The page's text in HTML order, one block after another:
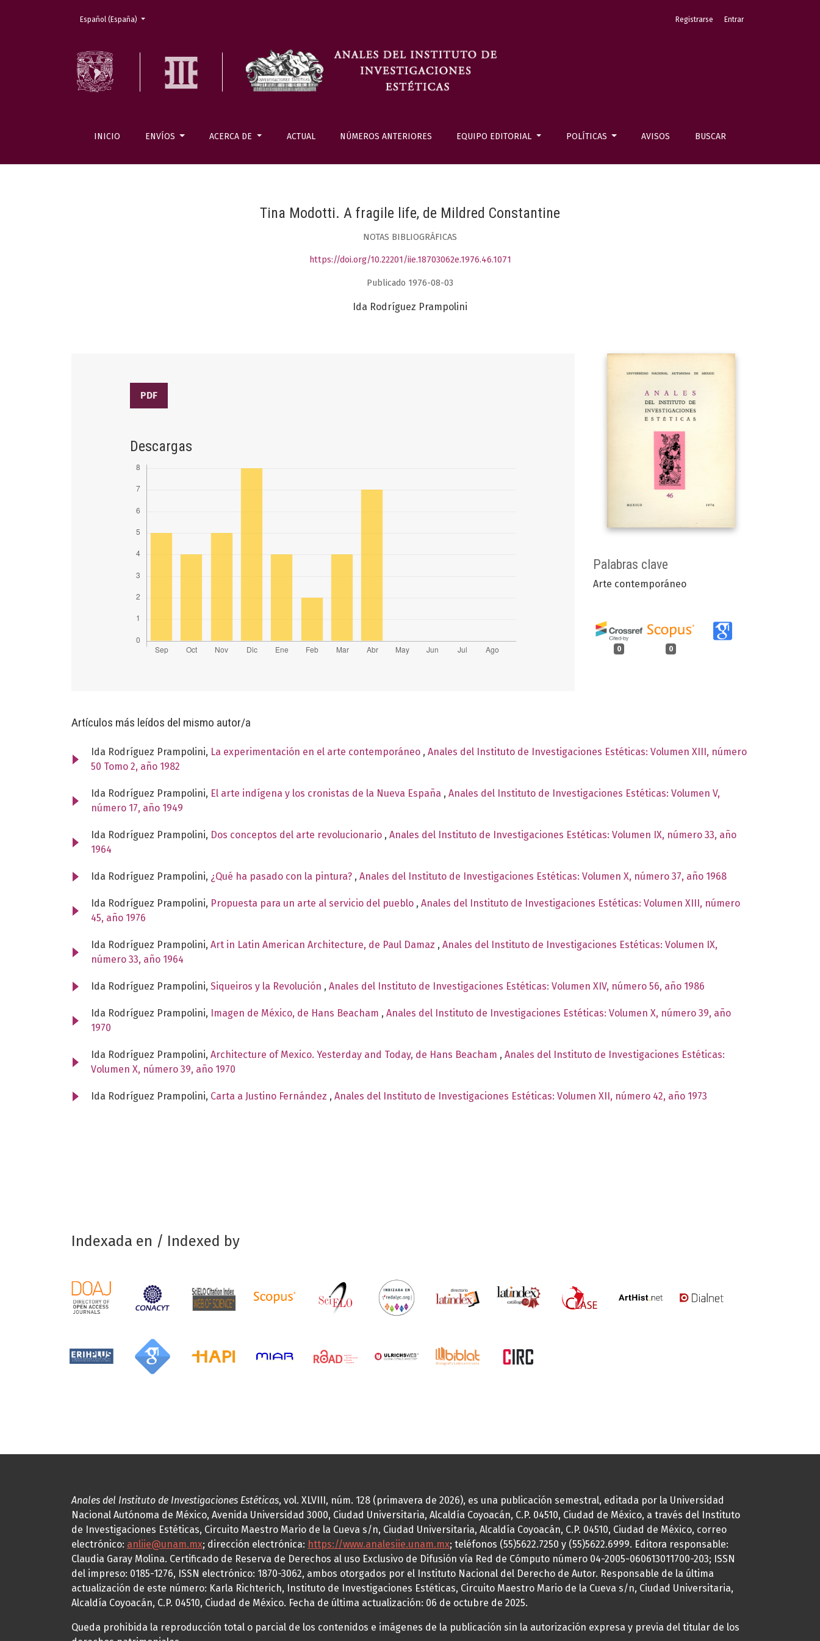
INICIO ENVÍOS ACERCA DE ACTUAL NÚMEROS ANTERIORES EQUIPO EDITORIAL POLÍTICAS AVISOS BUSCAR
Registrarse Entrar
Cambiar el idioma. El actual es:
Español (España)
Tina Modotti. A fragile life, de Mildred Constantine
NOTAS BIBLIOGRÁFICAS
https://doi.org/10.22201/iie.18703062e.1976.46.1071
Publicado 1976-08-03
Ida Rodríguez Prampolini
Palabras clave
Arte contemporáneo
0 0
PDF
Descargas
Artículos más leídos del mismo autor/a
Ida Rodríguez Prampolini, La experimentación en el arte contemporáneo , Anales del Instituto de Investigaciones Estéticas: Volumen XIII, número
50 Tomo 2, año 1982
Ida Rodríguez Prampolini, El arte indígena y los cronistas de la Nueva España , Anales del Instituto de Investigaciones Estéticas: Volumen V,
número 17, año 1949
Ida Rodríguez Prampolini, Dos conceptos del arte revolucionario , Anales del Instituto de Investigaciones Estéticas: Volumen IX, número 33, año
1964
Ida Rodríguez Prampolini, ¿Qué ha pasado con la pintura? , Anales del Instituto de Investigaciones Estéticas: Volumen X, número 37, año 1968
Ida Rodríguez Prampolini, Propuesta para un arte al servicio del pueblo , Anales del Instituto de Investigaciones Estéticas: Volumen XIII, número
45, año 1976
Ida Rodríguez Prampolini, Art in Latin American Architecture, de Paul Damaz , Anales del Instituto de Investigaciones Estéticas: Volumen IX,
número 33, año 1964
Ida Rodríguez Prampolini, Siqueiros y la Revolución , Anales del Instituto de Investigaciones Estéticas: Volumen XIV, número 56, año 1986
Ida Rodríguez Prampolini, Imagen de México, de Hans Beacham , Anales del Instituto de Investigaciones Estéticas: Volumen X, número 39, año
1970
Ida Rodríguez Prampolini, Architecture of Mexico. Yesterday and Today, de Hans Beacham , Anales del Instituto de Investigaciones Estéticas:
Volumen X, número 39, año 1970
Ida Rodríguez Prampolini, Carta a Justino Fernández , Anales del Instituto de Investigaciones Estéticas: Volumen XII, número 42, año 1973
Indexada en / Indexed by
Anales del Instituto de Investigaciones Estéticas, vol. XLVIII, núm. 128 (primavera de 2026), es una publicación semestral, editada por la Universidad
Nacional Autónoma de México, Avenida Universidad 3000, Ciudad Universitaria, Alcaldía Coyoacán, C.P. 04510, Ciudad de México, a través del Instituto
de Investigaciones Estéticas, Circuito Maestro Mario de la Cueva s/n, Ciudad Universitaria, Alcaldía Coyoacán, C.P. 04510, Ciudad de México, correo
electrónico: anliie@unam.mx; dirección electrónica: https://www.analesiie.unam.mx; teléfonos (55)5622.7250 y (55)5622.6999. Editora responsable:
Claudia Garay Molina. Certificado de Reserva de Derechos al uso Exclusivo de Difusión vía Red de Cómputo número 04-2005-060613011700-203; ISSN
del impreso: 0185-1276, ISSN electrónico: 1870-3062, ambos otorgados por el Instituto Nacional del Derecho de Autor. Responsable de la última
actualización de este número: Karla Richterich, Instituto de Investigaciones Estéticas, Circuito Maestro Mario de la Cueva s/n, Ciudad Universitaria,
Alcaldía Coyoacán, C.P. 04510, Ciudad de México. Fecha de última actualización: 06 de octubre de 2025.
Queda prohibida la reproducción total o parcial de los contenidos e imágenes de la publicación sin la autorización expresa y previa del titular de los